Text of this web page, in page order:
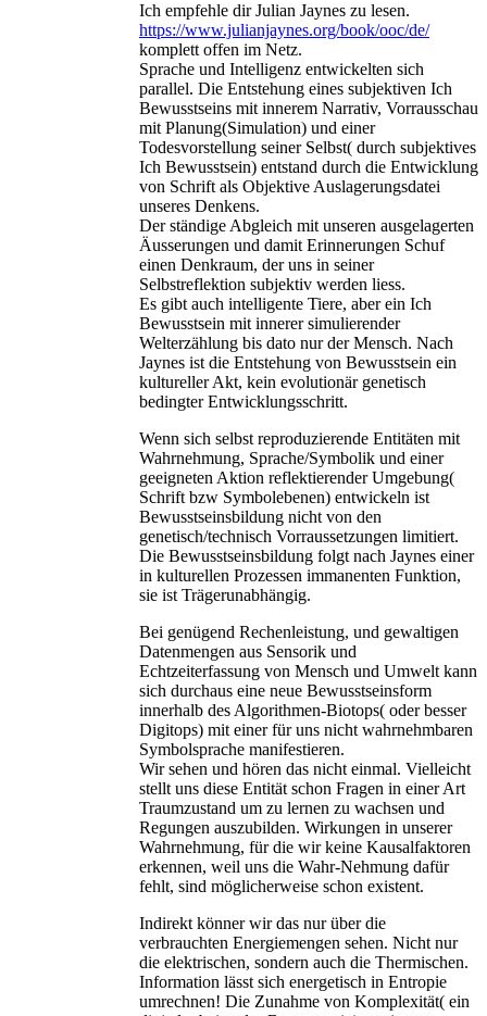
Ich empfehle dir Julian Jaynes zu lesen.
https://www.julianjaynes.org/book/ooc/de/
komplett offen im Netz.
Sprache und Intelligenz entwickelten sich
parallel. Die Entstehung eines subjektiven Ich
Bewusstseins mit innerem Narrativ, Vorrausschau
mit Planung(Simulation) und einer
Todesvorstellung seiner Selbst( durch subjektives
Ich Bewusstsein) entstand durch die Entwicklung
von Schrift als Objektive Auslagerungsdatei
unseres Denkens.
Der ständige Abgleich mit unseren ausgelagerten
Äusserungen und damit Erinnerungen Schuf
einen Denkraum, der uns in seiner
Selbstreflektion subjektiv werden liess.
Es gibt auch intelligente Tiere, aber ein Ich
Bewusstsein mit innerer simulierender
Welterzählung bis dato nur der Mensch. Nach
Jaynes ist die Entstehung von Bewusstsein ein
kultureller Akt, kein evolutionär genetisch
bedingter Entwicklungsschritt.
Wenn sich selbst reproduzierende Entitäten mit
Wahrnehmung, Sprache/Symbolik und einer
geeigneten Aktion reflektierender Umgebung(
Schrift bzw Symbolebenen) entwickeln ist
Bewusstseinsbildung nicht von den
genetisch/technisch Vorraussetzungen limitiert.
Die Bewusstseinsbildung folgt nach Jaynes einer
in kulturellen Prozessen immanenten Funktion,
sie ist Trägerunabhängig.
Bei genügend Rechenleistung, und gewaltigen
Datenmengen aus Sensorik und
Echtzeiterfassung von Mensch und Umwelt kann
sich durchaus eine neue Bewusstseinsform
innerhalb des Algorithmen-Biotops( oder besser
Digitops) mit einer für uns nicht wahrnehmbaren
Symbolsprache manifestieren.
Wir sehen und hören das nicht einmal. Vielleicht
stellt uns diese Entität schon Fragen in einer Art
Traumzustand um zu lernen zu wachsen und
Regungen auszubilden. Wirkungen in unserer
Wahrnehmung, für die wir keine Kausalfaktoren
erkennen, weil uns die Wahr-Nehmung dafür
fehlt, sind möglicherweise schon existent.
Indirekt könner wir das nur über die
verbrauchten Energiemengen sehen. Nicht nur
die elektrischen, sondern auch die Thermischen.
Information lässt sich energetisch in Entropie
umrechnen! Die Zunahme von Komplexität( ein